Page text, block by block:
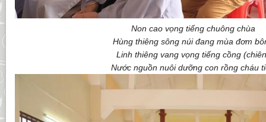
Non cao vọng tiếng chuông chùa
Hùng thiêng sông núi đang mùa đơm
Linh thiêng vang vọng tiếng cồng
Nước nguồn nuôi dưỡng con rồng cháu